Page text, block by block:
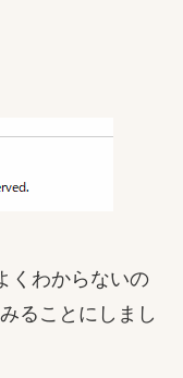
くわからないの
ることにしまし